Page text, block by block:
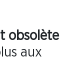
obsolète
aux